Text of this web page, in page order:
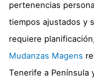
pertenencias
tiempos ajustados y
requiere
Mudanzas Magens
Tenerife a Península